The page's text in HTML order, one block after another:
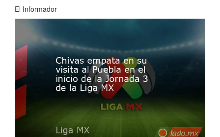
El Informador